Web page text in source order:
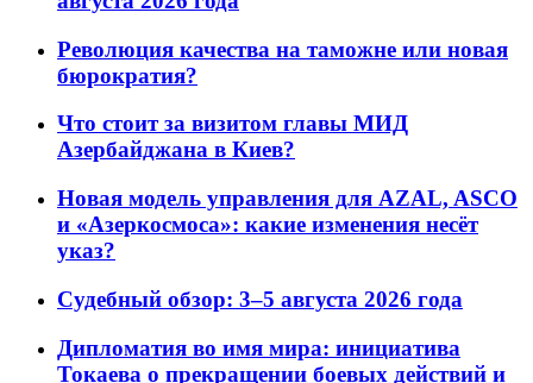
Революция качества на таможне или новая
бюрократия?
Что стоит за визитом главы МИД
Азербайджана в Киев?
Новая модель управления для AZAL, ASCO
и «Азеркосмоса»: какие изменения несёт
указ?
Судебный обзор: 3–5 августа 2026 года
Дипломатия во имя мира: инициатива
Токаева о прекращении боевых действий и